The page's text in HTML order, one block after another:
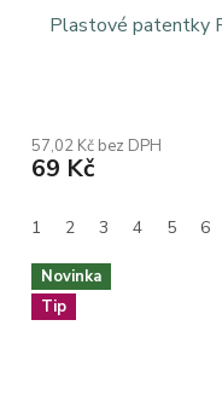
Plastové patentky
produktu
je
z
hvězdiček.
57,02 Kč bez DPH
69 Kč
1 2 3 4 5 6
Novinka
Tip